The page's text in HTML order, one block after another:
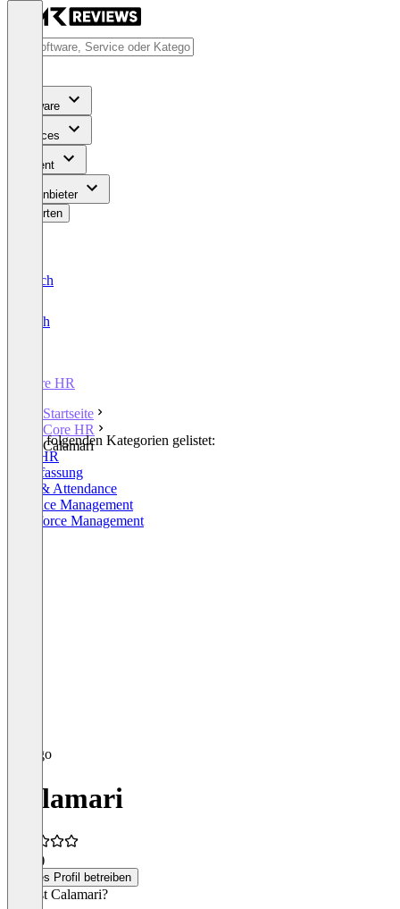
Software
Services
Content
Für Anbieter
Bewerten
Deutsch
English
Core HR
Startseite
Core HR
Calamari
In den folgenden Kategorien gelistet:
Core HR
Zeiterfassung
Time & Attendance
Absence Management
Workforce Management
Calamari
(1)
Dieses Profil betreiben
Was ist Calamari?